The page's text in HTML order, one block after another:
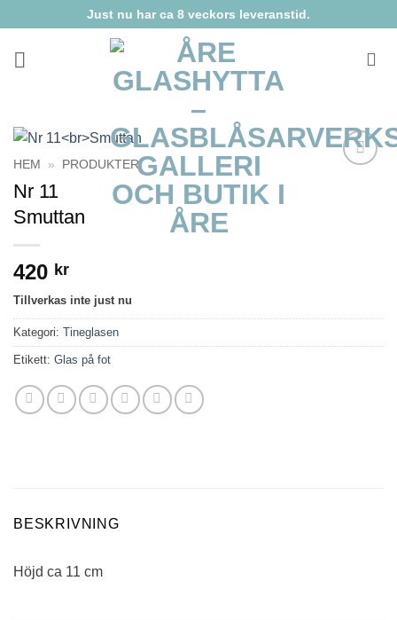
to
content
Just nu har ca 8 veckors leveranstid.
HEM » PRODUKTER
Nr 11
Smuttan
420 kr
Tillverkas inte just nu
Kategori: Tineglasen
Etikett: Glas på fot
BESKRIVNING
Höjd ca 11 cm